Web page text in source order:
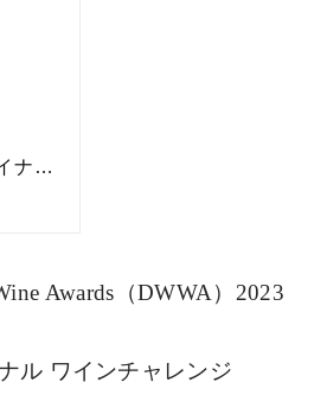
Awards （DWWA ） 2023
ル ワインチャレンジ